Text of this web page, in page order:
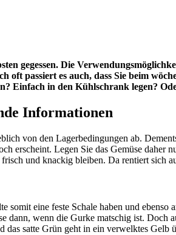
gegessen. Die
oft passiert es auch, dass Sie beim
Einfach in den Kühlschrank legen?
Informationen
von den Lagerbedingungen ab.
erscheint. Legen Sie das Gemüse
und knackig bleiben. Da rentiert sich
somit eine feste Schale haben und
dann, wenn die Gurke matschig ist.
satte Grün geht in ein verwelktes Gelb